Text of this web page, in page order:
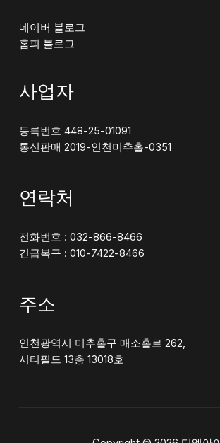
네이버 블로그
홈피 블로그
사업자
등록번호 448-25-01091
통신판매 2019-인천미추홀-0351
연락처
전화번호 : 032-866-8466
긴급복구 : 010-7422-8466
주소
인천광역시 미추홀구 매소홀로 262,
시티필드 13층 13018호